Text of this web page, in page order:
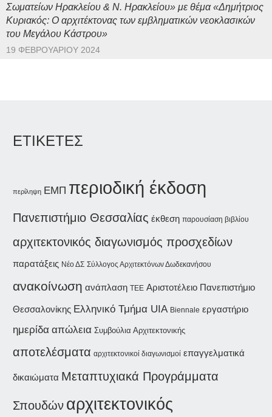
Σωματείων Ηρακλείου & Ν. Ηρακλείου» με θέμα «Δημήτριος
Κυριακός: Ο αρχιτέκτονας των εμβληματικών νεοκλασικών
του Μεγάλου Κάστρου»
19 ΦΕΒΡΟΥΑΡΊΟΥ 2024
ΕΤΙΚΕΤΕΣ
περίληψη ΕΜΠ περιοδική έκδοση
Πανεπιστήμιο Θεσσαλίας έκθεση παρουσίαση βιβλίου
αρχιτεκτονικός διαγωνισμός προσχεδίων
παρατάξεις Νέο ΔΣ Σύλλογος Αρχιτεκτόνων Δωδεκανήσου
ανακοίνωση ανάπλαση ΤΕΕ Αριστοτέλειο Πανεπιστήμιο
Θεσσαλονίκης Ελληνικό Τμήμα UIA Biennale εργαστήριο
ημερίδα απώλεια Συμβούλια Αρχιτεκτονικής
αποτελέσματα αρχιτεκτονικοί διαγωνισμοί επαγγελματικά
δικαιώματα Μεταπτυχιακά Προγράμματα
Σπουδών αρχιτεκτονικός